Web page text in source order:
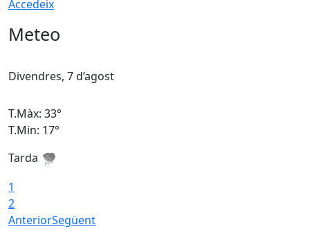
Accedeix
Meteo
Divendres, 7 d’agost
T.Màx: 33°
T.Min: 17°
Tarda
1
2
AnteriorSegüent